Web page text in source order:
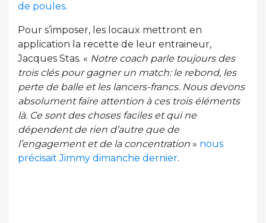
de poules.
Pour s’imposer, les locaux mettront en
application la recette de leur entraineur,
Jacques Stas. « Notre coach parle toujours des
trois clés pour gagner un match: le rebond, les
perte de balle et les lancers-francs. Nous devons
absolument faire attention à ces trois éléments
là. Ce sont des choses faciles et qui ne
dépendent de rien d’autre que de
l’engagement et de la concentration » nous
précisait Jimmy dimanche dernier.